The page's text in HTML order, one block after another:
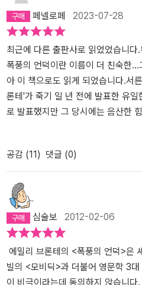
ㅠ 그러나 30대 후반, <다락방의 미
덕>은 처절하고 대담했으나 결국 실
기록이었다. 누구의 실패인가? 히스
린의 채찍'으로서 히스클리프가 가
투쟁의 좌절이라고 할 수 있다. 캐서
기질이 있다. 황야를 뛰어다니고 거
게는 필요치 않은 기질이다. 이 기질
는 조력자이자 분신같은 존재가 히
들여지는 순간, 히스클리프는 그녀
에 적절히 받아들여지기 위해서는 거
필요가 있는 것이다. 캐서린은 영악
다. 드러시크로스 저택의 상속자인
이 주는 안정감과 지위를 획득하는
가 제거되지 않도록 잘 숨겨놓는 것
캐서린이 기쁨을 드러내며 린튼에게
을 보면 캐서린이 얼마나 순진하게
는지 알 수 있다. 그러나 세상일이
원하는 히스클리프는 캐서린이 자
페넬로페 2023-07-28
최근에 다른 출판사로 읽었었습니
폭풍의 언덕이란 이름이 더 친숙한
아 이 책으로도 읽게 되었습니다.​서
론테'가 죽기 일 년 전에 발표한 유
로 발표했지만 그 당시에는 음산한
난 오늘날 셰익스피어의 '리어왕',
비극성과 시성으로 높이 평가받고 있
으로 들어가 봅니다.​요크셔의 황야
오, 현실을 초월한 폭풍 같은 사랑영
반열에 오른 작품이자 에밀리 브론테
언덕』1801년-집주인을 찾아갔다가
귀어가야 할 그 외로운 이웃 친구를.
영국을 통틀어도 세상의 소음으로
찾을 수는 없을 것 같다. 사람을 싫어
더구나 히스클리프 씨와 나는 이 쓸
공감 (11 ) 댓글 (0)
심술보 2012-02-06
에밀리 브론테의 <폭풍의 언덕>은
빌의 <모비딕>과 더불어 영문학 3
이 비극이라는데 동의하지 않습니